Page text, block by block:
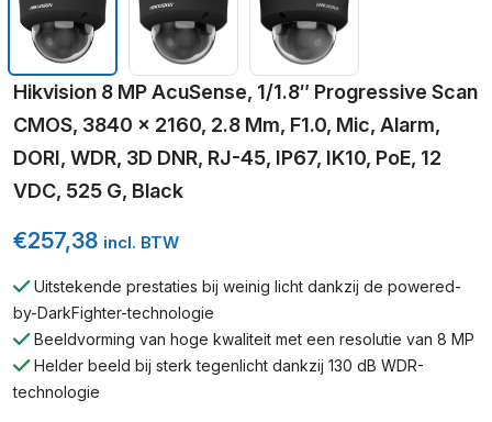
Hikvision 8 MP AcuSense, 1/1.8″ Progressive Scan
CMOS, 3840 × 2160, 2.8 Mm, F1.0, Mic, Alarm,
DORI, WDR, 3D DNR, RJ-45, IP67, IK10, PoE, 12
VDC, 525 G, Black
€257,38 incl. BTW
Uitstekende prestaties bij weinig licht dankzij de powered-
by-DarkFighter-technologie
Beeldvorming van hoge kwaliteit met een resolutie van 8 MP
Helder beeld bij sterk tegenlicht dankzij 130 dB WDR-
technologie